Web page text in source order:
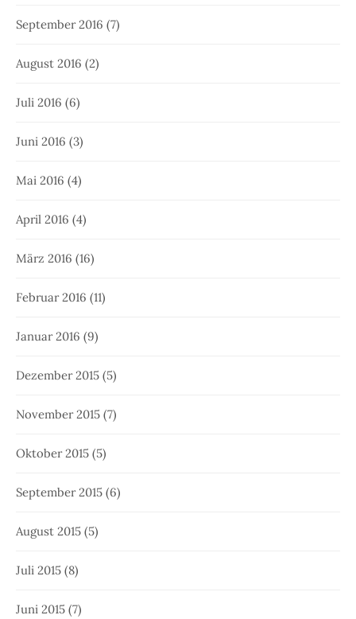
September 2016 (7)
August 2016 (2)
Juli 2016 (6)
Juni 2016 (3)
Mai 2016 (4)
April 2016 (4)
März 2016 (16)
Februar 2016 (11)
Januar 2016 (9)
Dezember 2015 (5)
November 2015 (7)
Oktober 2015 (5)
September 2015 (6)
August 2015 (5)
Juli 2015 (8)
Juni 2015 (7)